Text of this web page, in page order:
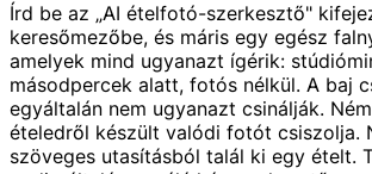
Írd be az „AI ételfotó-szerkesztő"
keresőmezőbe, és máris egy egész
amelyek mind ugyanazt ígérik:
másodpercek alatt, fotós nélkül. A baj
egyáltalán nem ugyanazt csinálják.
ételedről készült valódi fotót csiszolja.
szöveges utasításból talál ki egy ételt.